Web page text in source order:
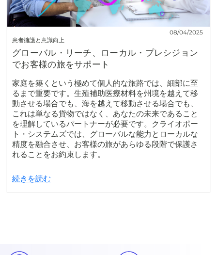
患者擁護と意識向上
08/04/2025
グローバル・リーチ、ローカル・プレシジョン
でお客様の旅をサポート
家庭を築くという極めて個人的な旅路では、細部に至
るまで重要です。生殖補助医療材料を州境を越えて移
動させる場合でも、海を越えて移動させる場合でも、
これは単なる貨物ではなく、あなたの未来であること
を理解しているパートナーが必要です。クライオポー
ト・システムズでは、グローバルな能力とローカルな
精度を融合させ、お客様の旅があらゆる段階で保護さ
れることをお約束します。
続きを読む